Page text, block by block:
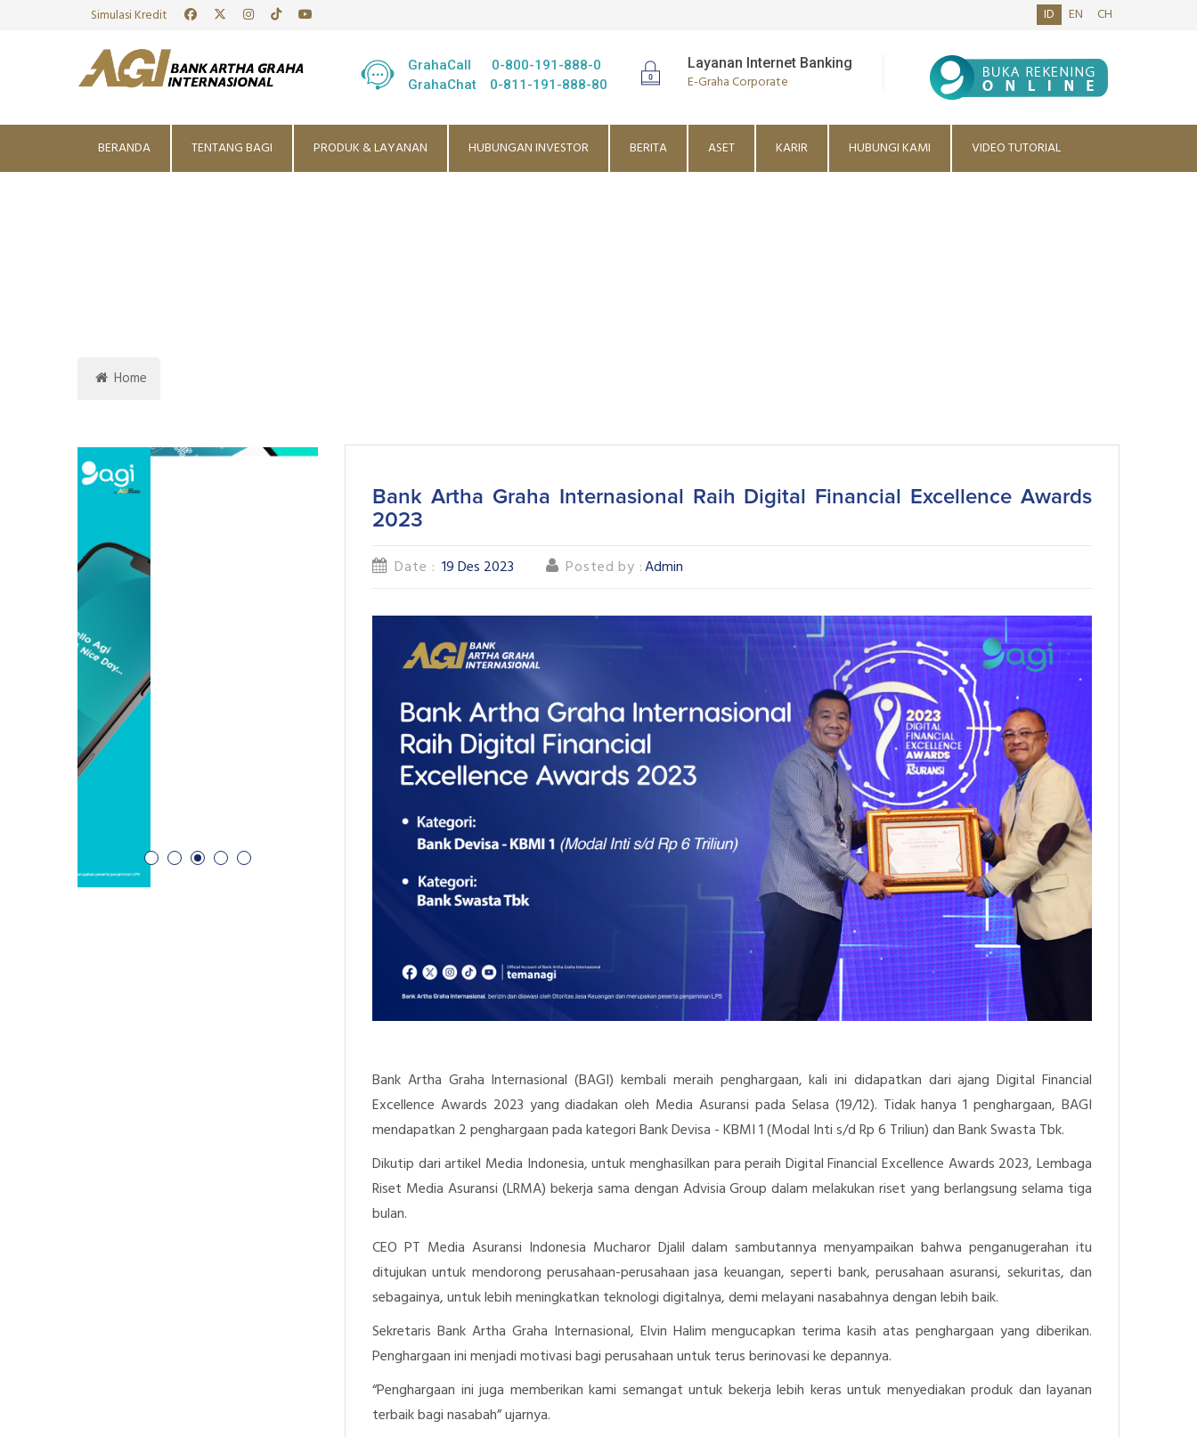
Simulasi Kredit ID EN CH
GrahaCall
0-800-191-888-0
GrahaChat
0-811-191-888-80
Layanan Internet Banking
E-Graha Corporate
BERANDA TENTANG BAGI PRODUK & LAYANAN HUBUNGAN INVESTOR BERITA ASET KARIR HUBUNGI KAMI VIDEO TUTORIAL
Home
Bank Artha Graha Internasional Raih Digital Financial Excellence Awards
2023
Date : 19 Des 2023 Posted by :Admin
Bank Artha Graha Internasional (BAGI) kembali meraih penghargaan, kali ini didapatkan dari ajangDigital Financial
Excellence Awards 2023 yang diadakan oleh Media Asuransi pada Selasa (19/12). Tidak hanya 1 penghargaan, BAGI
mendapatkan 2 penghargaan padakategori Bank Devisa - KBMI 1 (Modal Inti s/d Rp 6 Triliun) dan Bank Swasta Tbk.
Dikutip dari artikel Media Indonesia, untuk menghasilkan para peraih Digital Financial Excellence Awards 2023, Lembaga
Riset Media Asuransi (LRMA) bekerja sama dengan Advisia Group dalam melakukan riset yang berlangsung selama tiga
bulan.
CEO PT Media Asuransi Indonesia Mucharor Djalil dalam sambutannya menyampaikan bahwa penganugerahan itu
ditujukan untuk mendorong perusahaan-perusahaan jasa keuangan, seperti bank, perusahaan asuransi, sekuritas, dan
sebagainya, untuk lebih meningkatkan teknologi digitalnya, demi melayani nasabahnya dengan lebih baik.
Sekretaris Bank Artha Graha Internasional, Elvin Halim mengucapkan terima kasih atas penghargaan yang diberikan.
Penghargaan ini menjadi motivasi bagi perusahaan untuk terus berinovasi ke depannya.
“Penghargaan ini juga memberikan kami semangat untuk bekerja lebih keras untuk menyediakan produk dan layanan
terbaik bagi nasabah” ujarnya.